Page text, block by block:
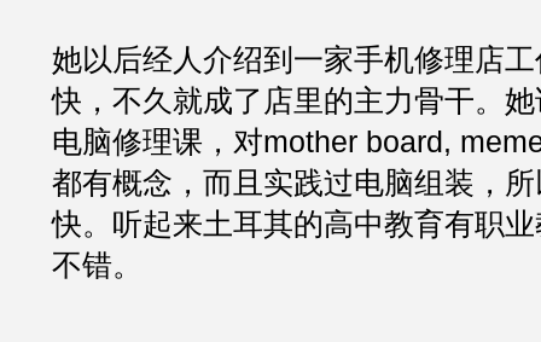
她以后经人介绍到一家手机修理店
快，不久就成了店里的主力骨干。
电脑修理课，对mother board,
都有概念，而且实践过电脑组装，
快。听起来土耳其的高中教育有职
不错。